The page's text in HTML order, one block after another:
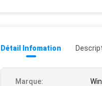
Détail Infomation
Marque: